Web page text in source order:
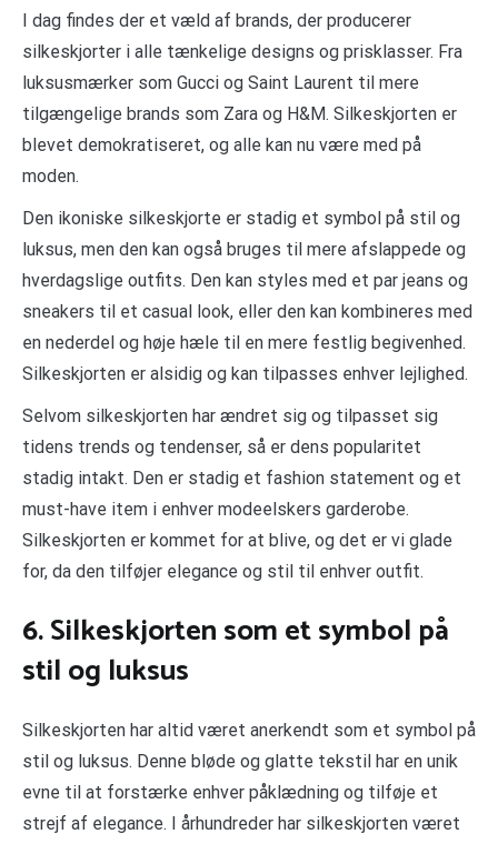
I dag findes der et væld af brands, der producerer
silkeskjorter i alle tænkelige designs og prisklasser. Fra
luksusmærker som Gucci og Saint Laurent til mere
tilgængelige brands som Zara og H&M. Silkeskjorten er
blevet demokratiseret, og alle kan nu være med på
moden.
Den ikoniske silkeskjorte er stadig et symbol på stil og
luksus, men den kan også bruges til mere afslappede og
hverdagslige outfits. Den kan styles med et par jeans og
sneakers til et casual look, eller den kan kombineres med
en nederdel og høje hæle til en mere festlig begivenhed.
Silkeskjorten er alsidig og kan tilpasses enhver lejlighed.
Selvom silkeskjorten har ændret sig og tilpasset sig
tidens trends og tendenser, så er dens popularitet
stadig intakt. Den er stadig et fashion statement og et
must-have item i enhver modeelskers garderobe.
Silkeskjorten er kommet for at blive, og det er vi glade
for, da den tilføjer elegance og stil til enhver outfit.
6. Silkeskjorten som et symbol på
stil og luksus
Silkeskjorten har altid været anerkendt som et symbol på
stil og luksus. Denne bløde og glatte tekstil har en unik
evne til at forstærke enhver påklædning og tilføje et
strejf af elegance. I århundreder har silkeskjorten været